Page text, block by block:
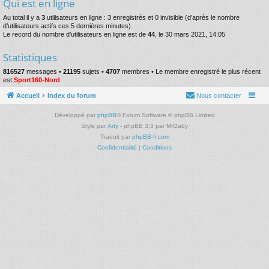
Qui est en ligne
Au total il y a 3 utilisateurs en ligne : 3 enregistrés et 0 invisible (d’après le nombre
d’utilisateurs actifs ces 5 dernières minutes)
Le record du nombre d’utilisateurs en ligne est de 44 , le 30 mars 2021, 14:05
Statistiques
816527 messages • 21195 sujets • 4707 membres • Le membre enregistré le plus récent
est Sport160-Nord
Accueil Index du forum Nous contacter
Développé par phpBB® Forum Software © phpBB Limited
Style par Arty - phpBB 3.3 par MrGaby
Traduit par phpBB-fr.com
Confidentialité | Conditions